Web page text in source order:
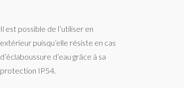
Il est possible de l’utiliser en
extérieur puisqu’elle résiste en cas
d’éclaboussure d’eau grâce à sa
protection IP54.